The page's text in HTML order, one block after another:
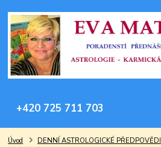
+420 725 711 703
Úvod DENNÍ ASTROLOGICKÉ PŘEDPOVĚDI